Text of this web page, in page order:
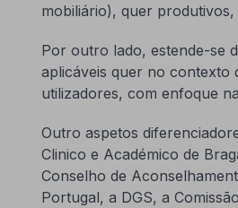
mobiliário), quer
Por outro lado, estende-se
aplicáveis quer no contexto
utilizadores, com enfoque
Outro aspetos
Clinico e Académico de
Conselho de
Portugal, a DGS, a